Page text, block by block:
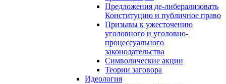
Предложения де-либерализовать
Конституцию и публичное право
Призывы к ужесточению
уголовного и уголовно-
процессуального
законодательства
Символические акции
Теории заговора
Идеология